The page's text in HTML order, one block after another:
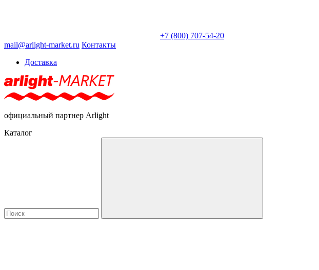
+7 (800) 707-54-20
mail@arlight-market.ru Контакты
Доставка
официальный партнер Arlight
Каталог